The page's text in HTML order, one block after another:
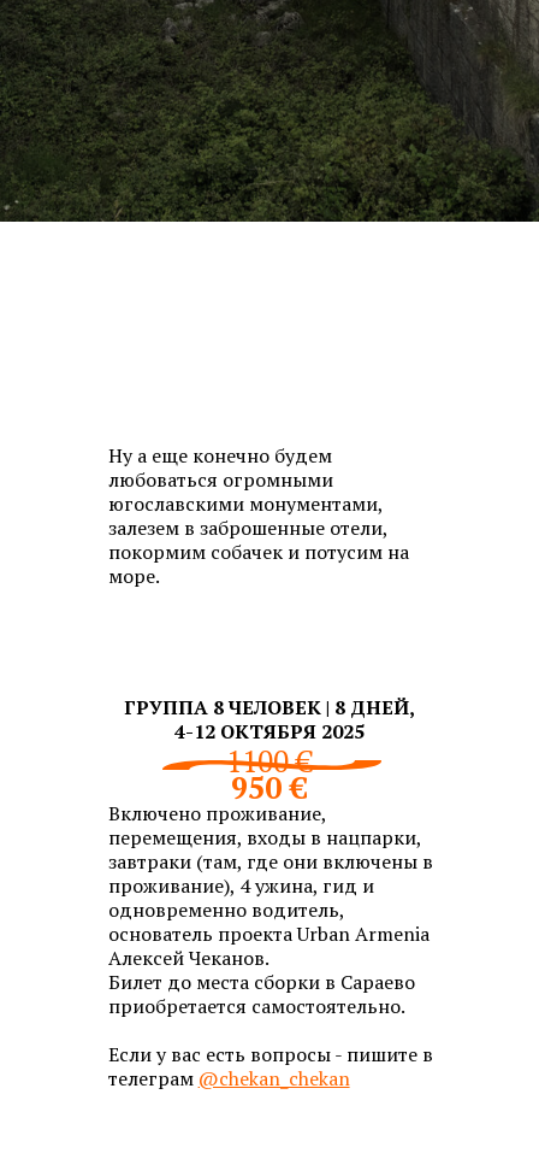
Ну а еще конечно будем
любоваться огромными
югославскими монументами,
залезем в заброшенные отели,
покормим собачек и потусим на
море.
ГРУППА 8 ЧЕЛОВЕК | 8 ДНЕЙ,
4-12 ОКТЯБРЯ 2025
Включено проживание,
перемещения, входы в нацпарки,
завтраки (там, где они включены в
проживание), 4 ужина, гид и
одновременно водитель,
основатель проекта Urban Armenia
Алексей Чеканов.
Билет до места сборки в Сараево
приобретается самостоятельно.
Если у вас есть вопросы - пишите в
телеграм @chekan_chekan
1100 €
950 €